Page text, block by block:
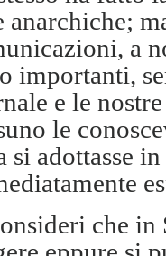
anarchiche;
a
importanti,
e le
le
si adottasse
che in